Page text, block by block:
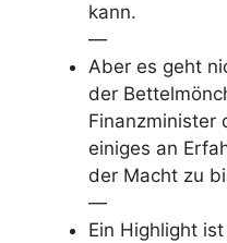
kann.
—
Aber es geht
der
Finanzminister
einiges an
der Macht zu
—
Ein Highlight